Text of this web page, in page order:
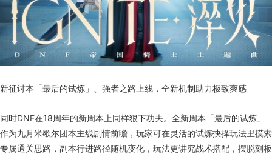
新征讨本「最后的试炼」、强者之路上线，全新机制助力极致爽感
同时DNF在18周年的新周本上同样狠下功夫。全新周本「最后的试炼」
作为九月米歇尔团本主线剧情前瞻，玩家可在灵活的试炼抉择玩法里摸索
专属通关思路，副本行进路径随机变化，玩法更讲究战术搭配，摆脱刻板